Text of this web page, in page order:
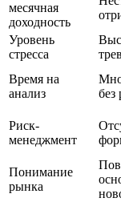
месячная
доходность
Уровень
стресса
Время на
анализ
без
Риск-
менеджмент
Понимание
рынка